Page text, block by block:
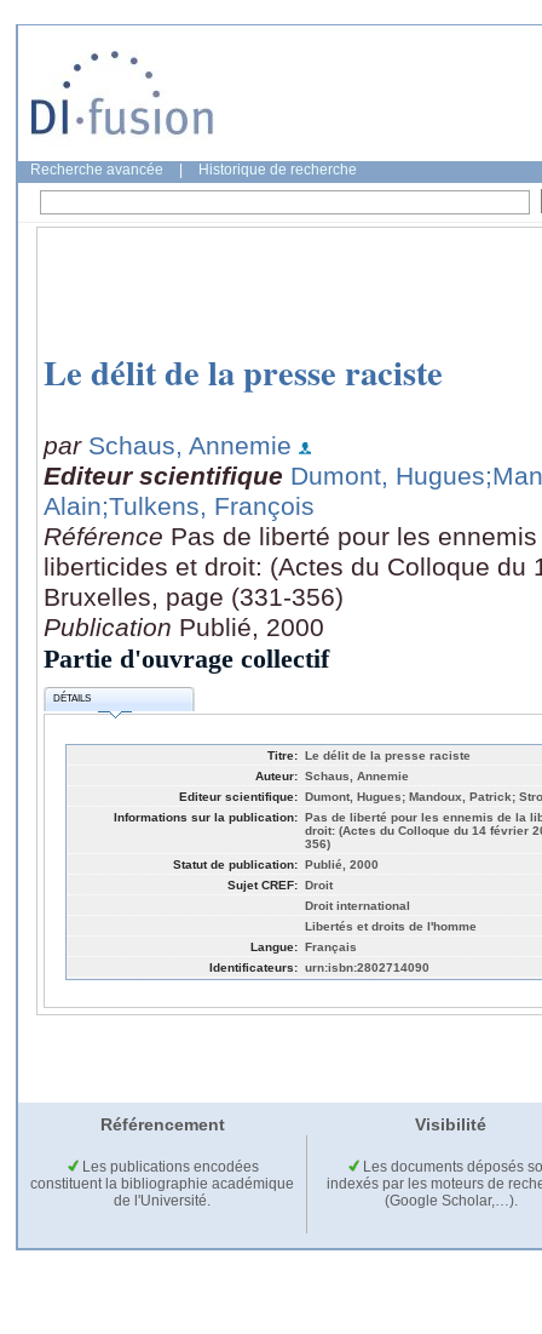
Recherche avancée Historique de recherche
Le délit de la presse raciste
par Schaus, Annemie
Editeur scientifique Dumont, Hugues
Alain;Tulkens, François
Référence Pas de liberté pour les
liberticides et droit: (Actes du Colloque du
Bruxelles, page (331-356)
Publication Publié, 2000
Partie d'ouvrage collectif
DÉTAILS
Titre: Le délit de la presse raciste
Auteur: Schaus, Annemie
Editeur scientifique: Dumont, Hugues; Mandoux, Patrick;
Informations sur la publication: Pas de liberté pour les ennemis de la
droit: (Actes du Colloque du 14 février
356)
Statut de publication: Publié, 2000
Sujet CREF: Droit
Droit international
Libertés et droits de l'homme
Langue: Français
Identificateurs: urn:isbn:2802714090
Référencement Visibilité
Les publications encodées
constituent la bibliographie académique
de l'Université.
Les documents déposés
indexés par les moteurs de
(Google Scholar,…).